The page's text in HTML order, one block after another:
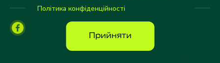
© 2026 ITSTEP SCHOOL. Усі права захищено
Політика конфіденційності
Прийняти